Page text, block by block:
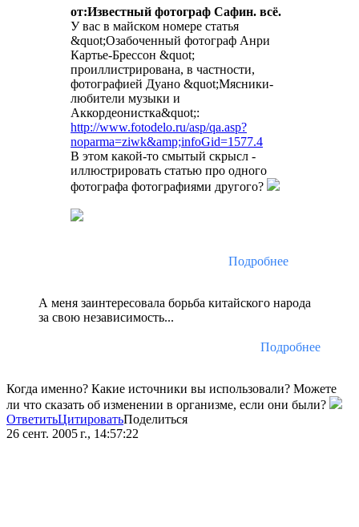
от:Известный фотограф Сафин. всё.
У вас в майском номере статья
&quot;Озабоченный фотограф Анри
Картье-Брессон &quot;
проиллистрирована, в частности,
фотографией Дуано &quot;Мясники-
любители музыки и
Аккордеонистка&quot;:
http://www.fotodelo.ru/asp/qa.asp?
noparma=ziwk&amp;infoGid=1577.4
В этом какой-то смытый скрысл -
иллюстрировать статью про одного
фотографа фотографиями другого?
Подробнее
А меня заинтересовала борьба китайского народа
за свою независимость...
Подробнее
Когда именно? Какие источники вы использовали? Можете
ли что сказать об изменении в организме, если они были?
ОтветитьЦитироватьПоделиться
26 сент. 2005 г., 14:57:22